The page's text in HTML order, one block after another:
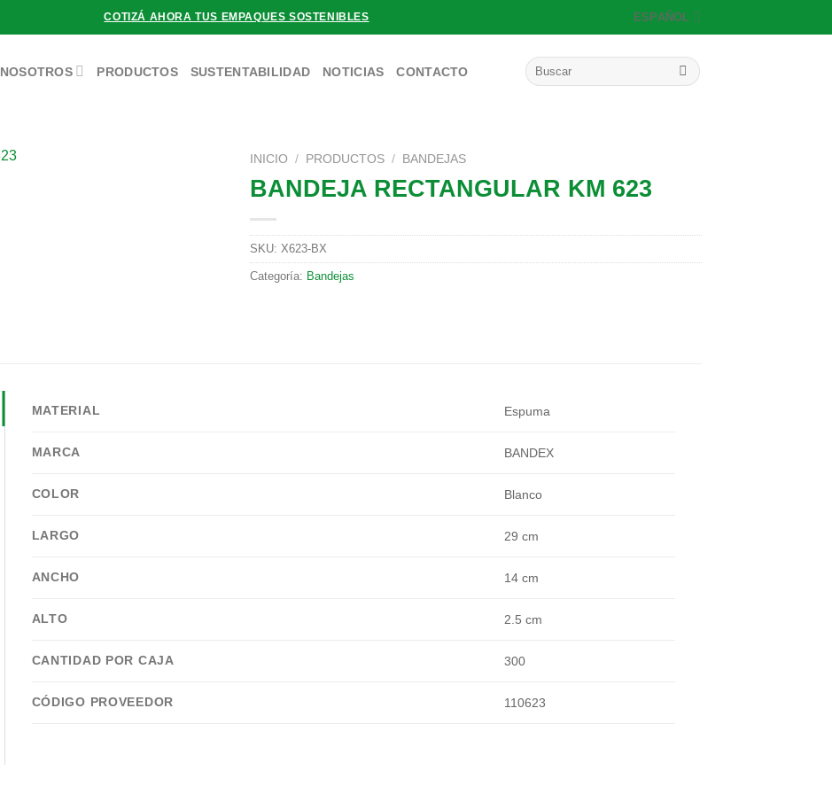
COTIZÁ AHORA TUS EMPAQUES SOSTENIBLES ESPAÑOL
NOSOTROS PRODUCTOS SUSTENTABILIDAD NOTICIAS CONTACTO
Buscar
por:
INICIO / PRODUCTOS / BANDEJAS
BANDEJA RECTANGULAR KM 623
SKU: X623-BX
Categoría: Bandejas
MATERIAL Espuma
MARCA BANDEX
COLOR Blanco
LARGO 29 cm
ANCHO 14 cm
ALTO 2.5 cm
CANTIDAD POR CAJA 300
CÓDIGO PROVEEDOR 110623